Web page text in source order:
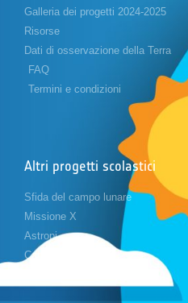
Galleria dei progetti 2024-2025
Risorse
Dati di osservazione della Terra
FAQ
Termini e condizioni
Altri progetti scolastici
Sfida del campo lunare
Missione X
Astropi
Cansat